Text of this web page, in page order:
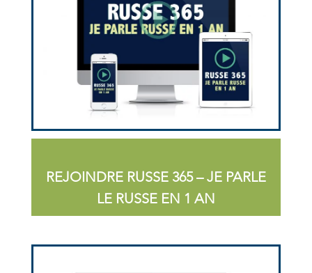
REJOINDRE RUSSE 365 – JE PARLE
LE RUSSE EN 1 AN